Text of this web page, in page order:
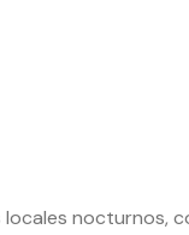
nocturnos,